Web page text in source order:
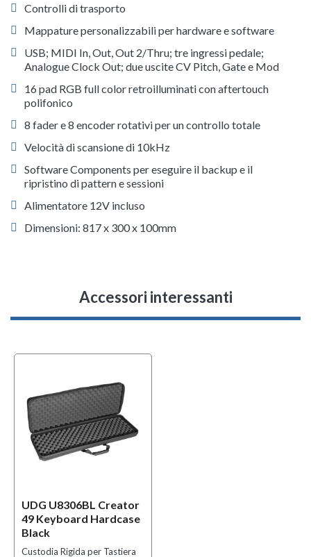
Controlli di trasporto
Mappature personalizzabili per hardware e software
USB; MIDI In, Out, Out 2/Thru; tre ingressi pedale;
Analogue Clock Out; due uscite CV Pitch, Gate e Mod
16 pad RGB full color retroilluminati con aftertouch
polifonico
8 fader e 8 encoder rotativi per un controllo totale
Velocità di scansione di 10kHz
Software Components per eseguire il backup e il
ripristino di pattern e sessioni
Alimentatore 12V incluso
Dimensioni: 817 x 300 x 100mm
Accessori interessanti
UDG U8306BL Creator
49 Keyboard Hardcase
Black
Custodia Rigida per Tastiera